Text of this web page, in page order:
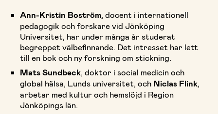
Ann-Kristin Boström , docent i internationell
pedagogik och forskare vid Jönköping
Universitet, har under många år studerat
begreppet välbefinnande. Det intresset har lett
till en bok och ny forskning om stickning.
Mats Sundbeck, doktor i social medicin och
global hälsa, Lunds universitet, och Niclas Flink,
arbetar med kultur och hemslöjd i Region
Jönköpings län.